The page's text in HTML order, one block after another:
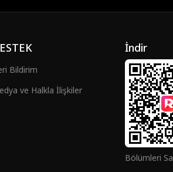
Bildirim
ve Halkla İlişkiler
İndir
Bölümleri